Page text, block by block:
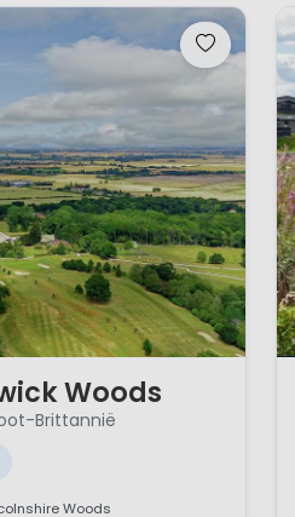
Woods
Brittannië
Woods